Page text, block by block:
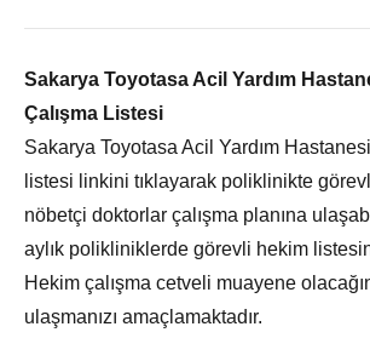
Sakarya Toyotasa Acil Yardım
Çalışma Listesi
Sakarya Toyotasa Acil Yardım
listesi linkini tıklayarak poliklinikte
nöbetçi doktorlar çalışma planına
aylık polikliniklerde görevli hekim
Hekim çalışma cetveli muayene
ulaşmanızı amaçlamaktadır.